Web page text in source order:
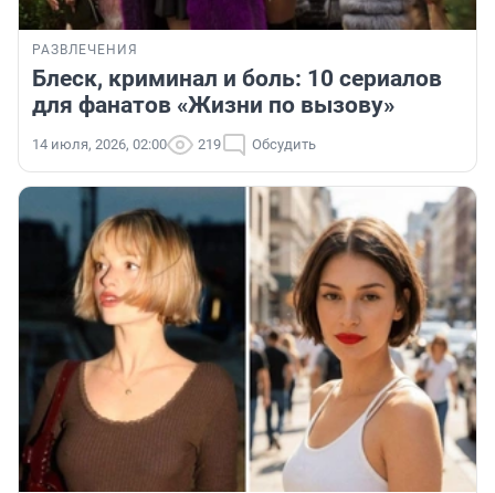
РАЗВЛЕЧЕНИЯ
Блеск, криминал и боль: 10 сериалов
для фанатов «Жизни по вызову»
14 июля, 2026, 02:00 219 Обсудить